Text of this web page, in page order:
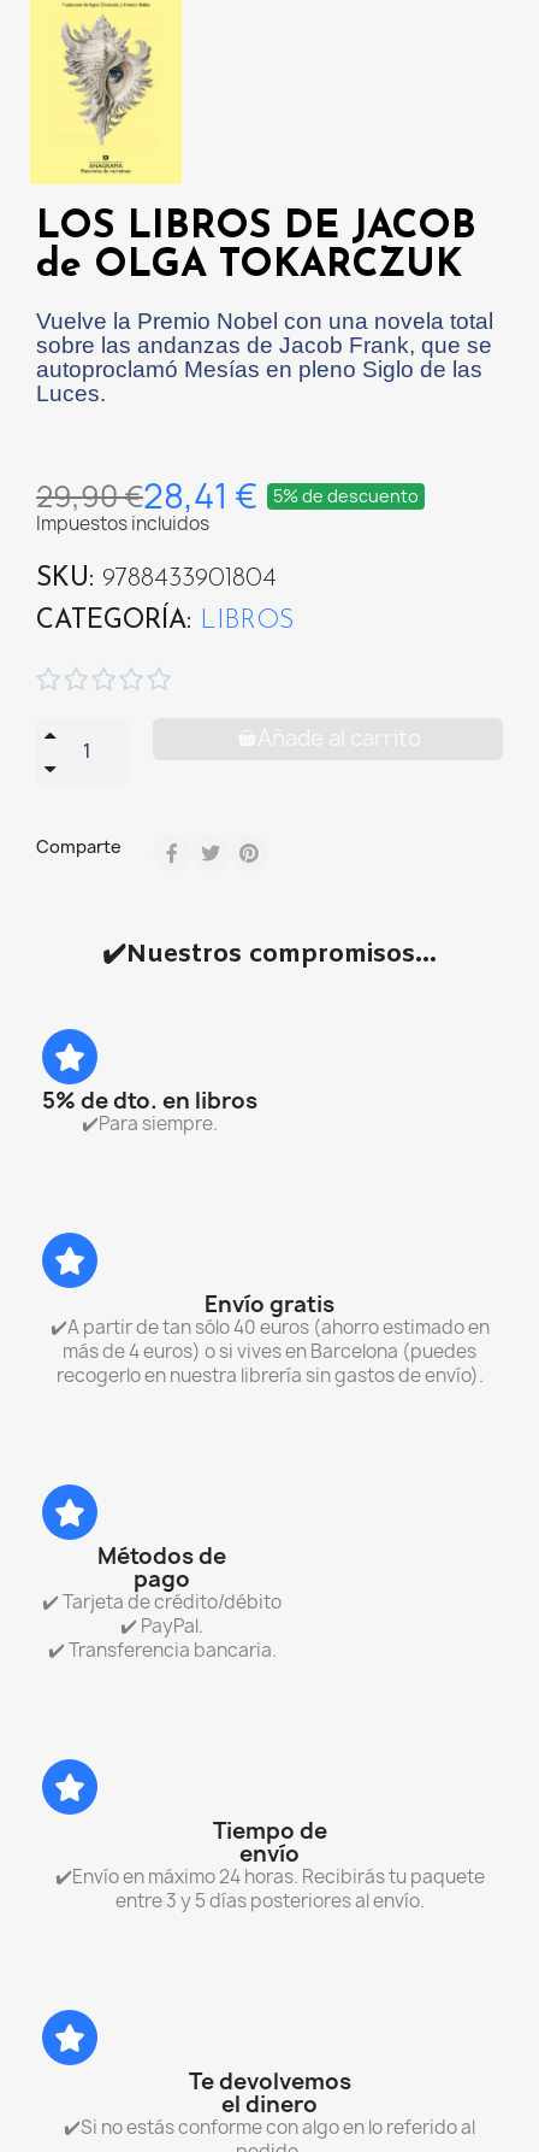
LOS LIBROS DE JACOB
de OLGA TOKARCZUK
Vuelve la Premio Nobel con una novela total
sobre las andanzas de Jacob Frank, que se
autoproclamó Mesías en pleno Siglo de las
Luces.
29,90 €28,41 € 5% de descuento
Impuestos incluidos
SKU
9788433901804
CATEGORÍA
LIBROS

Añade al carrito
Comparte
✔️Nuestros compromisos...
5% de dto. en libros
✔️Para siempre.
Envío gratis
✔️A partir de tan sólo 40 euros (ahorro estimado en
más de 4 euros) o si vives en Barcelona (puedes
recogerlo en nuestra librería sin gastos de envío).
Métodos de
pago
✔️ Tarjeta de crédito/débito
✔️ PayPal.
✔️ Transferencia bancaria.
Tiempo de
envío
✔️Envío en máximo 24 horas. Recibirás tu paquete
entre 3 y 5 días posteriores al envío.
Te devolvemos
el dinero
✔️Si no estás conforme con algo en lo referido al